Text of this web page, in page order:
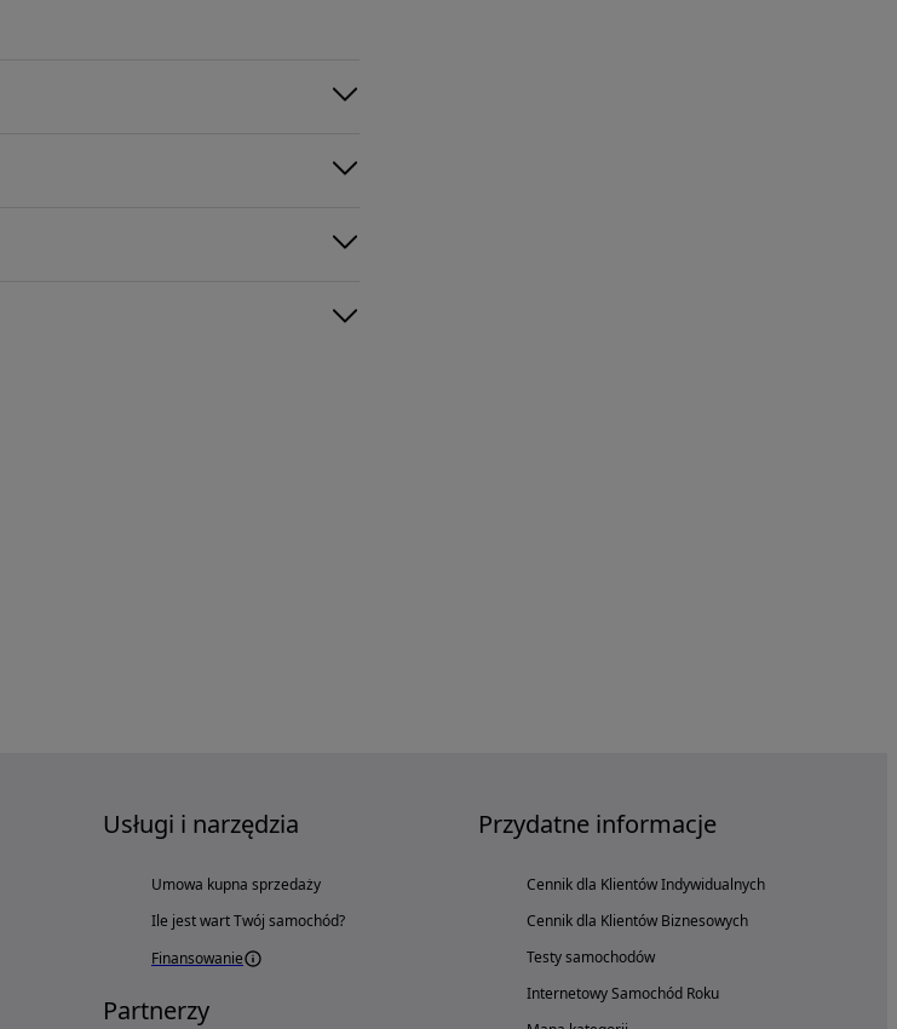
Usługi i narzędzia
Umowa kupna sprzedaży
Ile jest wart Twój samochód?
Finansowanie
Partnerzy
Przydatne informacje
Cennik dla Klientów Indywidualnych
Cennik dla Klientów Biznesowych
Testy samochodów
Internetowy Samochód Roku